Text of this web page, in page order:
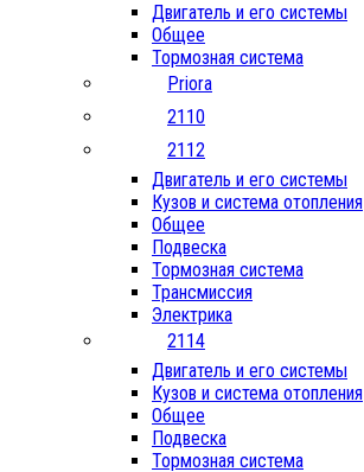
Двигатель и его системы
Общее
Тормозная система
Priora
2110
2112
Двигатель и его системы
Кузов и система отопления
Общее
Подвеска
Тормозная система
Трансмиссия
Электрика
2114
Двигатель и его системы
Кузов и система отопления
Общее
Подвеска
Тормозная система